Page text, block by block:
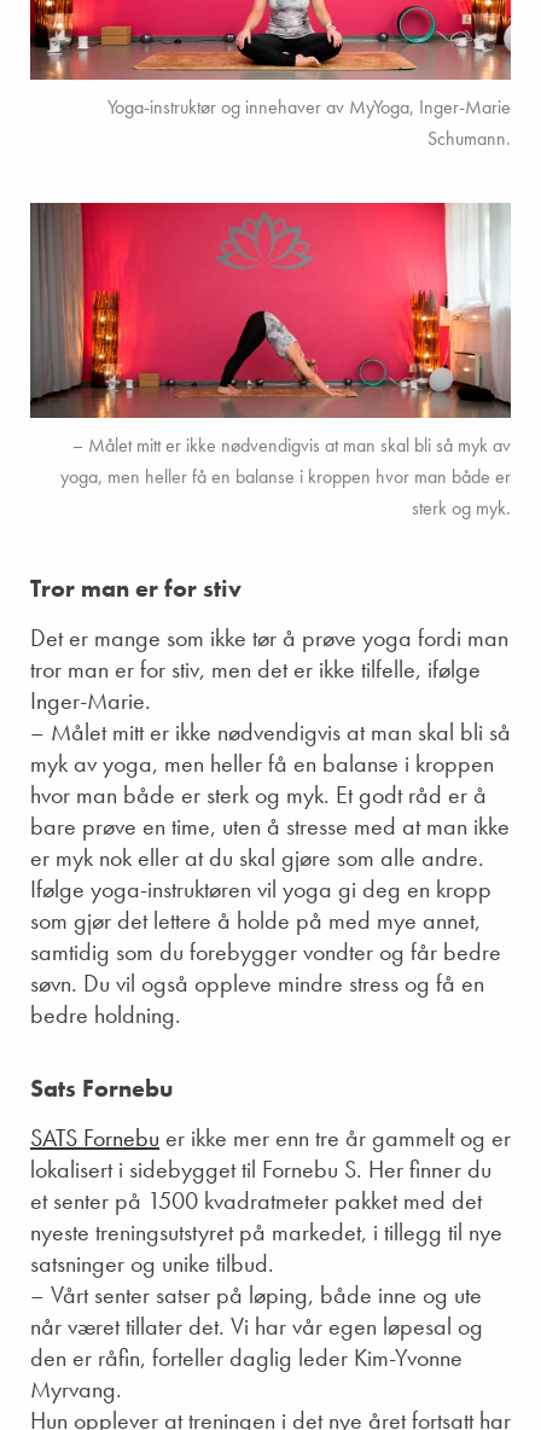
Yoga-instruktør og innehaver av MyYoga, Inger-Marie
Schumann.
– Målet mitt er ikke nødvendigvis at man skal bli så myk av
yoga, men heller få en balanse i kroppen hvor man både er
sterk og myk.
Tror man er for stiv
Det er mange som ikke tør å prøve yoga fordi man
tror man er for stiv, men det er ikke tilfelle, ifølge
Inger-Marie.
– Målet mitt er ikke nødvendigvis at man skal bli så
myk av yoga, men heller få en balanse i kroppen
hvor man både er sterk og myk. Et godt råd er å
bare prøve en time, uten å stresse med at man ikke
er myk nok eller at du skal gjøre som alle andre.
Ifølge yoga-instruktøren vil yoga gi deg en kropp
som gjør det lettere å holde på med mye annet,
samtidig som du forebygger vondter og får bedre
søvn. Du vil også oppleve mindre stress og få en
bedre holdning.
Sats Fornebu
SATS Fornebu er ikke mer enn tre år gammelt og er
lokalisert i sidebygget til Fornebu S. Her finner du
et senter på 1500 kvadratmeter pakket med det
nyeste treningsutstyret på markedet, i tillegg til nye
satsninger og unike tilbud.
– Vårt senter satser på løping, både inne og ute
når været tillater det. Vi har vår egen løpesal og
den er råfin, forteller daglig leder Kim-Yvonne
Myrvang.
Hun opplever at treningen i det nye året fortsatt har